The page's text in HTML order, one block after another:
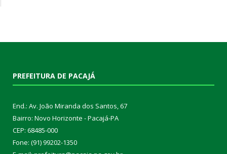
PREFEITURA DE PACAJÁ
End.: Av. João Miranda dos Santos, 67
Bairro: Novo Horizonte - Pacajá-PA
CEP: 68485-000
Fone: (91) 99202-1350